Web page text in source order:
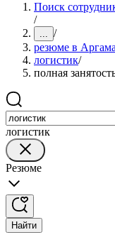
Поиск
/
... /
резюме в
логистик/
полная
логистик
Резюме
Найти